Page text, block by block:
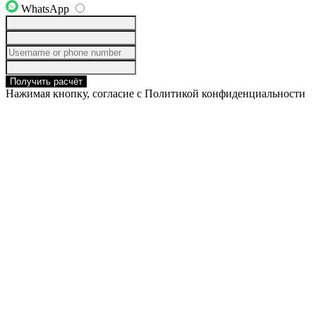
WhatsApp
Получить расчёт
Нажимая кнопку, согласие с Политикой конфиденциальности